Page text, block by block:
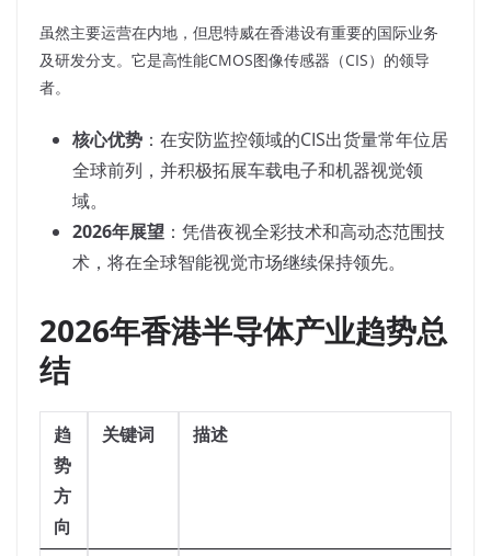
虽然主要运营在内地，但思特威在香港设有重要的国际业务
及研发分支。它是高性能CMOS图像传感器（CIS）的领导
者。
核心优势 ：在安防监控领域的CIS出货量常年位居
全球前列，并积极拓展车载电子和机器视觉领
域。
2026年展望 ：凭借夜视全彩技术和高动态范围技
术，将在全球智能视觉市场继续保持领先。
2026年香港半导体产业趋势总
结
趋
势
方
向
关键词 描述